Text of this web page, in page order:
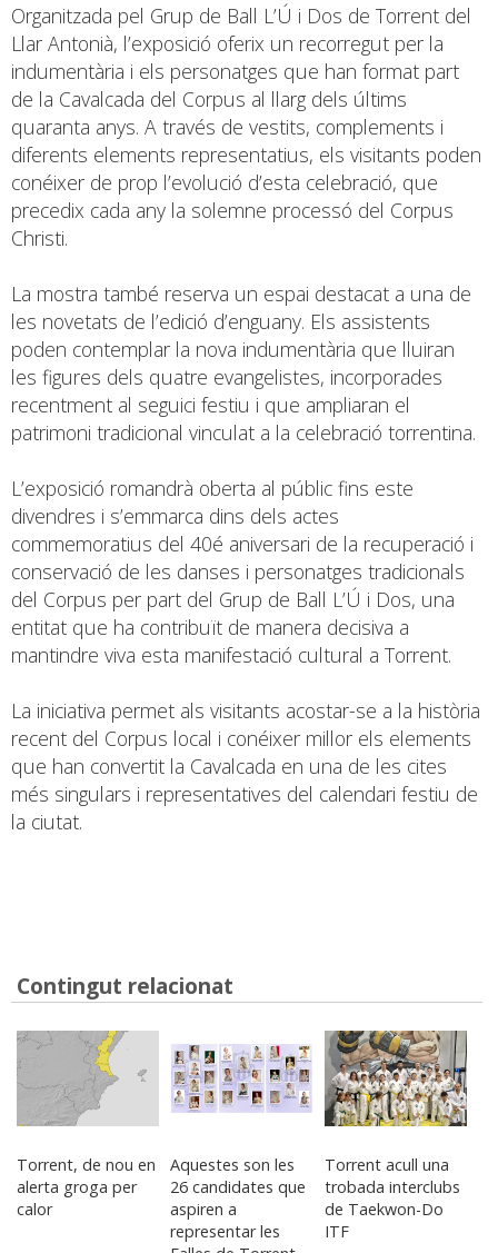
Organitzada pel Grup de Ball L’Ú i Dos de Torrent del
Llar Antonià, l’exposició oferix un recorregut per la
indumentària i els personatges que han format part
de la Cavalcada del Corpus al llarg dels últims
quaranta anys. A través de vestits, complements i
diferents elements representatius, els visitants poden
conéixer de prop l’evolució d’esta celebració, que
precedix cada any la solemne processó del Corpus
Christi.
La mostra també reserva un espai destacat a una de
les novetats de l’edició d’enguany. Els assistents
poden contemplar la nova indumentària que lluiran
les figures dels quatre evangelistes, incorporades
recentment al seguici festiu i que ampliaran el
patrimoni tradicional vinculat a la celebració torrentina.
L’exposició romandrà oberta al públic fins este
divendres i s’emmarca dins dels actes
commemoratius del 40é aniversari de la recuperació i
conservació de les danses i personatges tradicionals
del Corpus per part del Grup de Ball L’Ú i Dos, una
entitat que ha contribuït de manera decisiva a
mantindre viva esta manifestació cultural a Torrent.
La iniciativa permet als visitants acostar-se a la història
recent del Corpus local i conéixer millor els elements
que han convertit la Cavalcada en una de les cites
més singulars i representatives del calendari festiu de
la ciutat.
Contingut relacionat
Torrent, de nou en
alerta groga per
calor
Aquestes son les
26 candidates que
aspiren a
representar les
Torrent acull una
trobada interclubs
de Taekwon-Do
ITF